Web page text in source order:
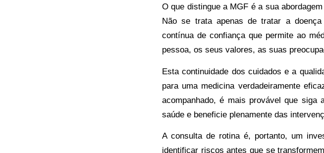
O que distingue a MGF é a sua
Não se trata apenas de tratar a
contínua de confiança que permite ao
pessoa, os seus valores, as suas
Esta continuidade dos cuidados e a
para uma medicina verdadeiramente
acompanhado, é mais provável que siga
saúde e beneficie plenamente das
A consulta de rotina é, portanto, um
identificar riscos antes que se